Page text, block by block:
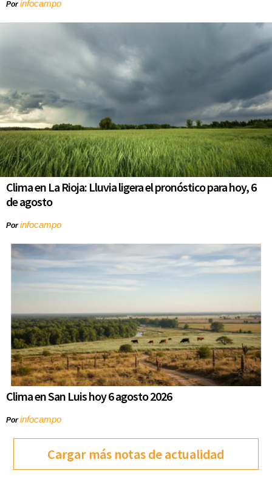
Porinfocampo
Clima en La Rioja: Lluvia ligera el pronóstico para hoy, 6
de agosto
Porinfocampo
Clima en San Luis hoy 6 agosto 2026
Porinfocampo
Cargar más notas de actualidad